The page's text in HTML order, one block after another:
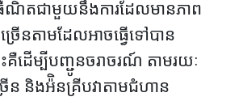
ណិតជាមួយនឹងការដែលមានភាព
ើនតាមដែលអាចធ្វើទៅបាន
ដើម្បីបញ្ជូនចរាចរណ៍ តាមរយៈ
ើន និងអ៉ិនគ្រីបវាតាមជំហាន